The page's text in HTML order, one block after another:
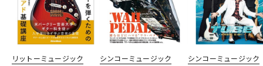
リットーミュージック シンコーミュージック シンコーミュージック